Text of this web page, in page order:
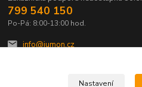
799 540 150
Po-Pá: 8:00-13:00 hod.
info@jumon.cz
Nastavení